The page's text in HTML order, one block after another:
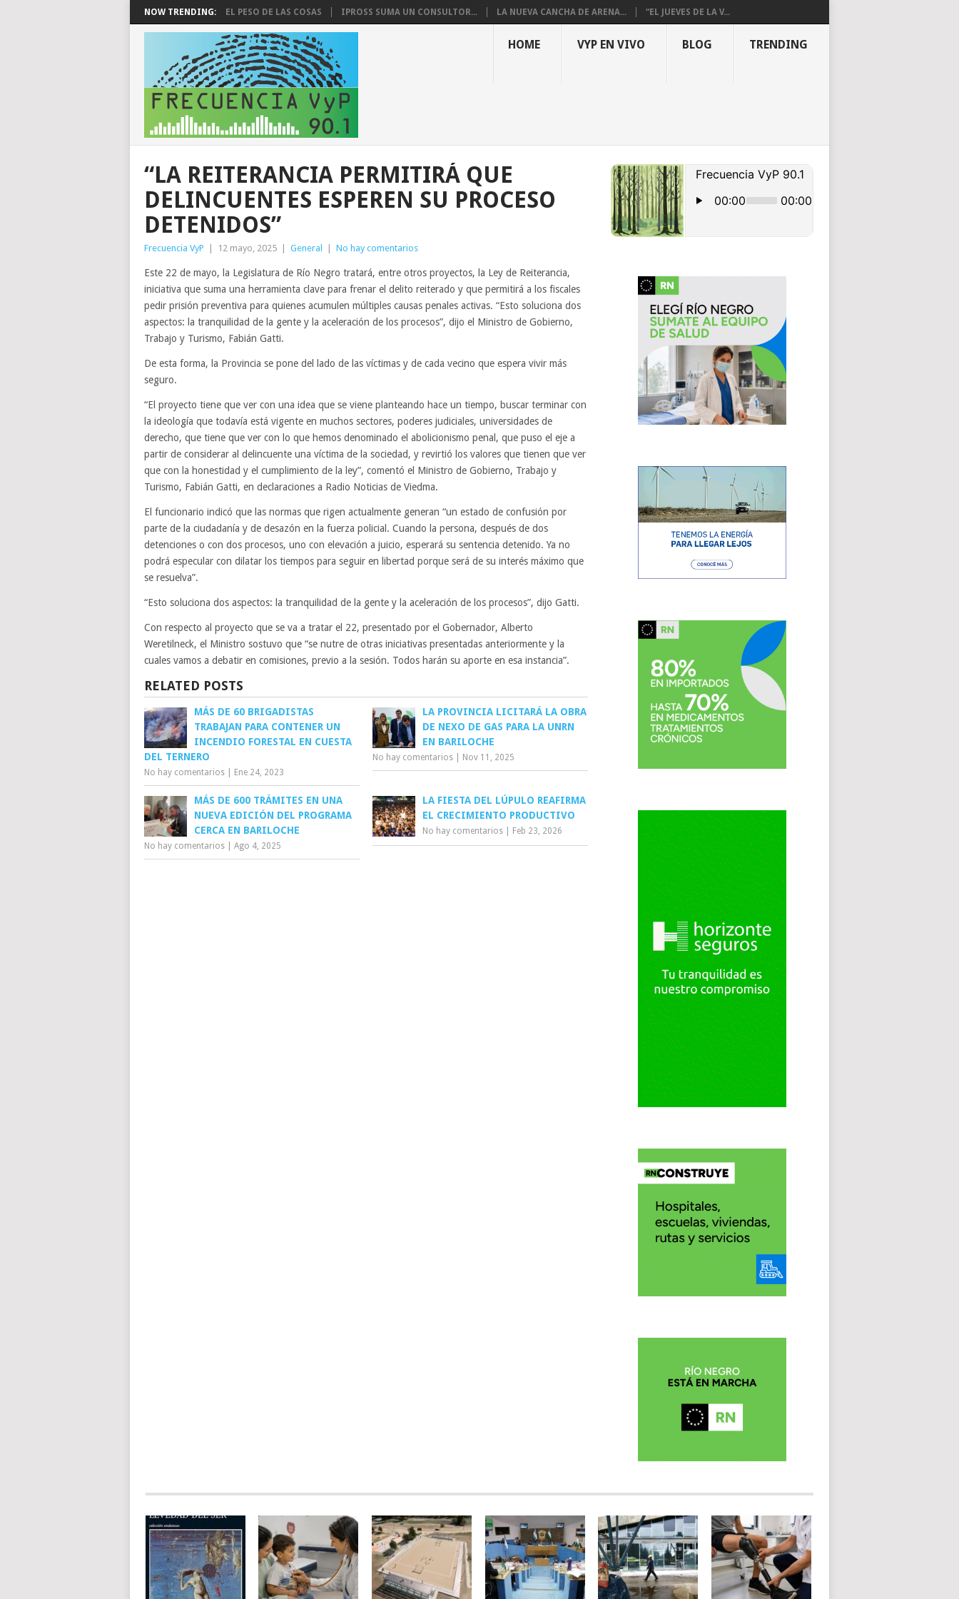
NOW TRENDING: EL PESO DE LAS COSAS IPROSS SUMA UN CONSULTOR... LA NUEVA CANCHA DE ARENA... “EL JUEVES DE LA V...
HOME VYP EN VIVO BLOG TRENDING
“LA REITERANCIA PERMITIRÁ QUE
DELINCUENTES ESPEREN SU PROCESO
DETENIDOS”
Frecuencia VyP 12 mayo, 2025 General No hay comentarios
Este 22 de mayo, la Legislatura de Río Negro tratará, entre otros proyectos, la Ley de Reiterancia,
iniciativa que suma una herramienta clave para frenar el delito reiterado y que permitirá a los fiscales
pedir prisión preventiva para quienes acumulen múltiples causas penales activas. “Esto soluciona dos
aspectos: la tranquilidad de la gente y la aceleración de los procesos”, dijo el Ministro de Gobierno,
Trabajo y Turismo, Fabián Gatti.
De esta forma, la Provincia se pone del lado de las víctimas y de cada vecino que espera vivir más
seguro.
“El proyecto tiene que ver con una idea que se viene planteando hace un tiempo, buscar terminar con
la ideología que todavía está vigente en muchos sectores, poderes judiciales, universidades de
derecho, que tiene que ver con lo que hemos denominado el abolicionismo penal, que puso el eje a
partir de considerar al delincuente una víctima de la sociedad, y revirtió los valores que tienen que ver
que con la honestidad y el cumplimiento de la ley”, comentó el Ministro de Gobierno, Trabajo y
Turismo, Fabián Gatti, en declaraciones a Radio Noticias de Viedma.
El funcionario indicó que las normas que rigen actualmente generan “un estado de confusión por
parte de la ciudadanía y de desazón en la fuerza policial. Cuando la persona, después de dos
detenciones o con dos procesos, uno con elevación a juicio, esperará su sentencia detenido. Ya no
podrá especular con dilatar los tiempos para seguir en libertad porque será de su interés máximo que
se resuelva”.
“Esto soluciona dos aspectos: la tranquilidad de la gente y la aceleración de los procesos”, dijo Gatti.
Con respecto al proyecto que se va a tratar el 22, presentado por el Gobernador, Alberto
Weretilneck, el Ministro sostuvo que “se nutre de otras iniciativas presentadas anteriormente y la
cuales vamos a debatir en comisiones, previo a la sesión. Todos harán su aporte en esa instancia”.
RELATED POSTS
MÁS DE 60 BRIGADISTAS
TRABAJAN PARA CONTENER UN
INCENDIO FORESTAL EN CUESTA
DEL TERNERO
No hay comentarios Ene 24, 2023
LA PROVINCIA LICITARÁ LA OBRA
DE NEXO DE GAS PARA LA UNRN
EN BARILOCHE
No hay comentarios Nov 11, 2025
MÁS DE 600 TRÁMITES EN UNA
NUEVA EDICIÓN DEL PROGRAMA
CERCA EN BARILOCHE
No hay comentarios Ago 4, 2025
LA FIESTA DEL LÚPULO REAFIRMA
EL CRECIMIENTO PRODUCTIVO
No hay comentarios Feb 23, 2026